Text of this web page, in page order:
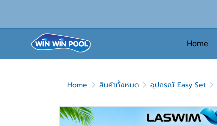
Home
Home สินค้าทั้งหมด อุปกรณ์ Easy Set